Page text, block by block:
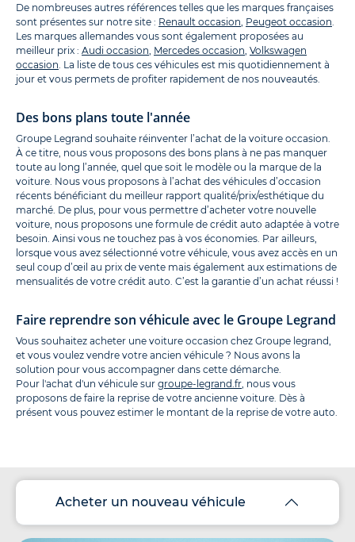
De nombreuses autres références telles que les marques françaises
sont présentes sur notre site : Renault occasion Peugeot occasion
Les marques allemandes vous sont également proposées au
meilleur prix : Audi occasion Mercedes occasion Volkswagen
occasion . La liste de tous ces véhicules est mis quotidiennement à
jour et vous permets de profiter rapidement de nos nouveautés.
Des bons plans toute l'année
Groupe Legrand souhaite réinventer l’achat de la voiture occasion.
À ce titre, nous vous proposons des bons plans à ne pas manquer
toute au long l’année, quel que soit le modèle ou la marque de la
voiture. Nous vous proposons à l’achat des véhicules d’occasion
récents bénéficiant du meilleur rapport qualité/prix/esthétique du
marché. De plus, pour vous permettre d’acheter votre nouvelle
voiture, nous proposons une formule de crédit auto adaptée à votre
besoin. Ainsi vous ne touchez pas à vos économies. Par ailleurs,
lorsque vous avez sélectionné votre véhicule, vous avez accès en un
seul coup d’œil au prix de vente mais également aux estimations de
mensualités de votre crédit auto. C’est la garantie d’un achat réussi !
Faire reprendre son véhicule avec le Groupe Legrand
Vous souhaitez acheter une voiture occasion chez Groupe legrand,
et vous voulez vendre votre ancien véhicule ? Nous avons la
solution pour vous accompagner dans cette démarche.
Pour l'achat d'un véhicule sur groupe-legrand.fr , nous vous
proposons de faire la reprise de votre ancienne voiture. Dès à
présent vous pouvez estimer le montant de la reprise de votre auto.
Acheter un nouveau véhicule